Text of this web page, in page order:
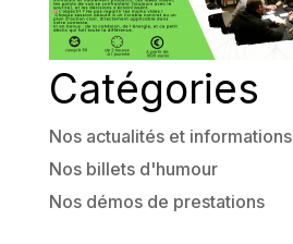
Catégories
Nos actualités et informations
Nos billets d'humour
Nos démos de prestations